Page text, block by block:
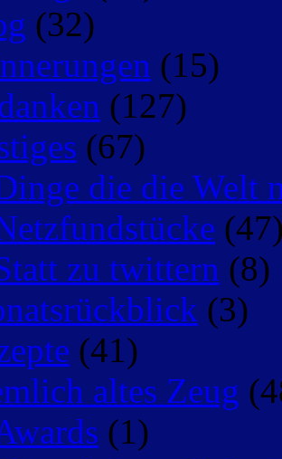
(32)
(15)
(127)
(67)
die die Welt
zu twittern (8)
(3)
(41)
altes Zeug
(1)